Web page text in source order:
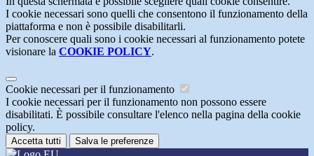
I cookie necessari sono quelli che consentono il funzionamento della
piattaforma e non è possibile disabilitarli.
Per conoscere quali sono i cookie necessari al funzionamento potete
visionare la COOKIE POLICY.
Cookie necessari per il funzionamento
I cookie necessari per il funzionamento non possono essere
disabilitati. È possibile consultare l'elenco nella pagina della cookie
policy.
Accetta tutti Salva le preferenze